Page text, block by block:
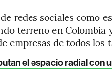
redes sociales como
terreno en Colombia
empresas de todos los
el espacio radial con